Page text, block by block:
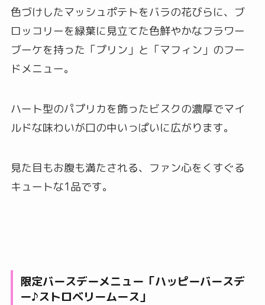
色づけしたマッシュポテトをバラの花びらに、ブ
ロッコリーを緑葉に見立てた色鮮やかなフラワー
ブーケを持った「プリン」と「マフィン」のフー
ドメニュー。
ハート型のパプリカを飾ったビスクの濃厚でマイ
ルドな味わいが口の中いっぱいに広がります。
見た目もお腹も満たされる、ファン心をくすぐる
キュートな1品です。
限定バースデーメニュー「ハッピーバースデ
ー♪ストロベリームース」